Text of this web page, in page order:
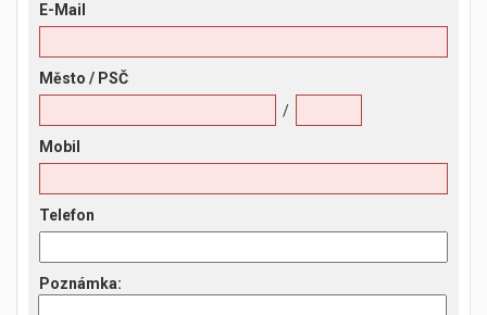
E-Mail
Město / PSČ
/
Mobil
Telefon
Poznámka: